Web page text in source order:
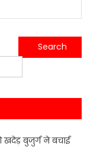
श्रद्धालुओं की परेशानी पर एक्शन, देवगुरु मंदिर के लिए सांसद ने लिखा पत्र….
खदेड़ बुजुर्ग ने बचाई